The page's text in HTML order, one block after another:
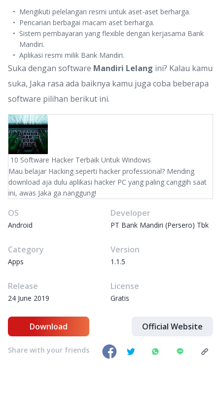
Mengikuti pelelangan resmi untuk aset-aset berharga.
Pencarian berbagai macam aset berharga.
Sistem pembayaran yang flexible dengan kerjasama Bank
Mandiri.
Aplikasi resmi milik Bank Mandiri.
Suka dengan software Mandiri Lelang ini? Kalau kamu
suka, Jaka rasa ada baiknya kamu juga coba beberapa
software pilihan berikut ini.
10 Software Hacker Terbaik Untuk Windows
Mau belajar Hacking seperti hacker professional? Mending
download aja dulu aplikasi hacker PC yang paling canggih saat
ini, awas Jaka ga nanggung!
OS
Android
Developer
PT Bank Mandiri (Persero) Tbk
Category
Apps
Version
1.1.5
Release
24 June 2019
License
Gratis
Download Official Website
Share with your friends